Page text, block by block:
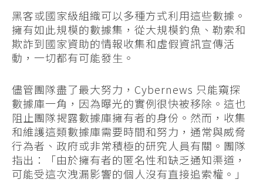
黑客或國家級組織可以多種方式利用這些數據。
擁有如此規模的數據集，從大規模釣魚、勒索和
欺詐到國家資助的情報收集和虛假資訊宣傳活
動，一切都有可能發生。
儘管團隊盡了最大努力，Cybernews 只能窺探
數據庫一角，因為曝光的實例很快被移除。這也
阻止團隊揭露數據庫擁有者的身份。然而，收集
和維護這類數據庫需要時間和努力，通常與威脅
行為者、政府或非常積極的研究人員有關。團隊
指出：「由於擁有者的匿名性和缺乏通知渠道，
可能受這次洩漏影響的個人沒有直接追索權。」